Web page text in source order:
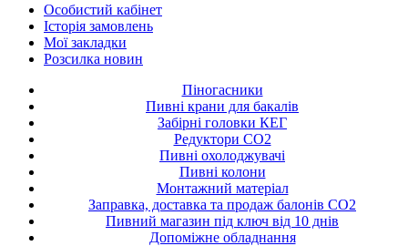
Особистий кабінет
Історія замовлень
Мої закладки
Розсилка новин
Піногасники
Пивні крани для бакалів
Забірні головки КЕГ
Редуктори СО2
Пивні охолоджувачі
Пивні колони
Монтажний матеріал
Заправка, доставка та продаж балонів CO2
Пивний магазин під ключ від 10 днів
Допоміжне обладнання